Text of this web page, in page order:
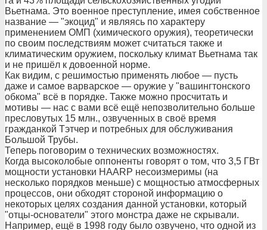
Вьетнама. Это военное преступление, имея собственное
название — "экоцид" и являясь по характеру
применением ОМП (химического оружия), теоретически
по своим последствиям может считаться также и
климатическим оружием, поскольку климат Вьетнама так
и не пришёл к довоенной норме.
Как видим, с решимостью применять любое — пусть
даже и самое варварское — оружие у "вашингтонского
обкома" всё в порядке. Также можно просчитать и
мотивы — нас с вами всё ещё непозволительно больше
пресловутых 15 млн., озвученных в своё время
гражданкой Тэтчер и потребных для обслуживания
Большой Трубы.
Теперь поговорим о технических возможностях.
Когда высоколобые оппоненты говорят о том, что 3,5 ГВт
мощности установки HAARP несоизмеримы (на
несколько порядков меньше) с мощностью атмосферных
процессов, они обходят стороной информацию о
некоторых целях создания данной установки, который
"отцы-основатели" этого монстра даже не скрывали.
Например, ещё в 1998 году было озвучено, что одной из